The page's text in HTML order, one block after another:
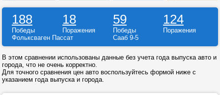
188 18 59 124
Победы Поражения Победы
Поражения
Фольксваген Пассат
Сааб 9-5
В этом сравнении использованы данные без учета года выпуска авто и
города, что не очень корректно.
Для точного сравнения цен авто воспользуйтесь формой ниже с
указанием года выпуска и города.